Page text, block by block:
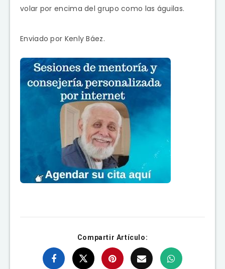
volar por encima del grupo como las águilas.
Enviado por Kenly Báez.
Compartir Artículo: